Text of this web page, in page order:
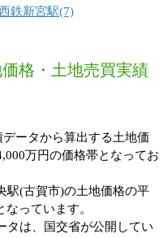
鉄新宮駅(7)
格・土地売買実績
ータから算出する土地価
万円の価格帯となってお
駅(古賀市)の土地価格の平
っています。
タは、国交省が公開してい